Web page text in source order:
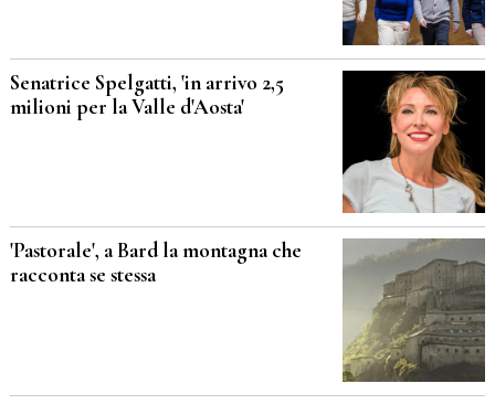
Senatrice Spelgatti, 'in arrivo 2,5
milioni per la Valle d'Aosta'
'Pastorale', a Bard la montagna che
racconta se stessa